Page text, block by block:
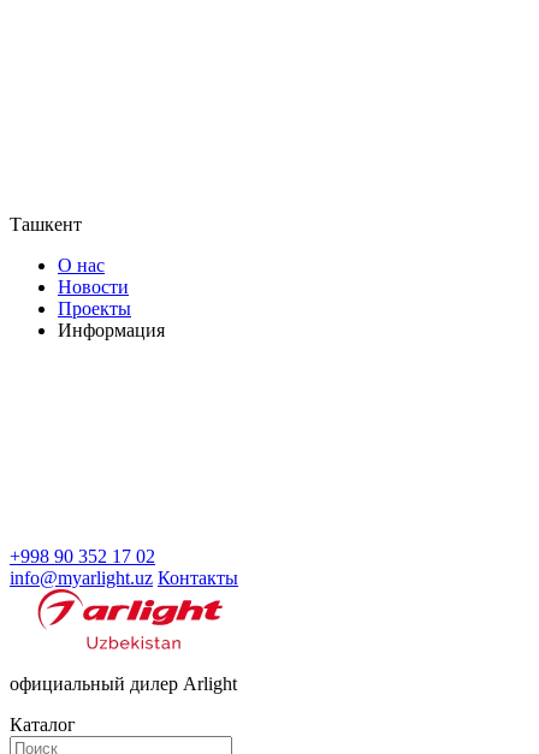
Ташкент
О нас
Новости
Проекты
Информация
+998 90 352 17 02
info@myarlight.uz Контакты
официальный дилер Arlight
Каталог